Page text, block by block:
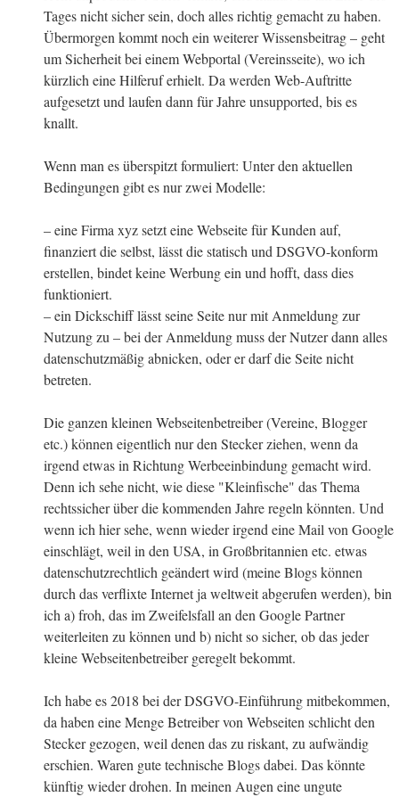
Tages nicht sicher sein, doch alles richtig gemacht zu haben.
Übermorgen kommt noch ein weiterer Wissensbeitrag – geht
um Sicherheit bei einem Webportal (Vereinsseite), wo ich
kürzlich eine Hilferuf erhielt. Da werden Web-Auftritte
aufgesetzt und laufen dann für Jahre unsupported, bis es
knallt.
Wenn man es überspitzt formuliert: Unter den aktuellen
Bedingungen gibt es nur zwei Modelle:
– eine Firma xyz setzt eine Webseite für Kunden auf,
finanziert die selbst, lässt die statisch und DSGVO-konform
erstellen, bindet keine Werbung ein und hofft, dass dies
funktioniert.
– ein Dickschiff lässt seine Seite nur mit Anmeldung zur
Nutzung zu – bei der Anmeldung muss der Nutzer dann alles
datenschutzmäßig abnicken, oder er darf die Seite nicht
betreten.
Die ganzen kleinen Webseitenbetreiber (Vereine, Blogger
etc.) können eigentlich nur den Stecker ziehen, wenn da
irgend etwas in Richtung Werbeeinbindung gemacht wird.
Denn ich sehe nicht, wie diese "Kleinfische" das Thema
rechtssicher über die kommenden Jahre regeln könnten. Und
wenn ich hier sehe, wenn wieder irgend eine Mail von Google
einschlägt, weil in den USA, in Großbritannien etc. etwas
datenschutzrechtlich geändert wird (meine Blogs können
durch das verflixte Internet ja weltweit abgerufen werden), bin
ich a) froh, das im Zweifelsfall an den Google Partner
weiterleiten zu können und b) nicht so sicher, ob das jeder
kleine Webseitenbetreiber geregelt bekommt.
Ich habe es 2018 bei der DSGVO-Einführung mitbekommen,
da haben eine Menge Betreiber von Webseiten schlicht den
Stecker gezogen, weil denen das zu riskant, zu aufwändig
erschien. Waren gute technische Blogs dabei. Das könnte
künftig wieder drohen. In meinen Augen eine ungute